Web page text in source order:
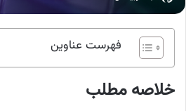
فهرست عناوین
خلاصه مطلب